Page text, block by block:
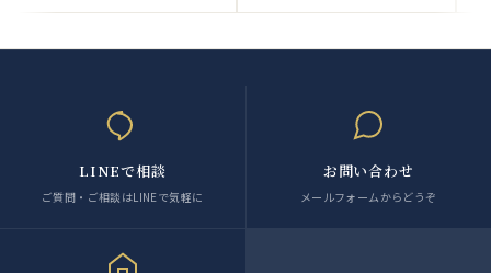
LINEで相談
ご質問・ご相談はLINEで気軽に
お問い合わせ
メールフォームからどうぞ